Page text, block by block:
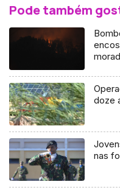
Pode também
doze
nas